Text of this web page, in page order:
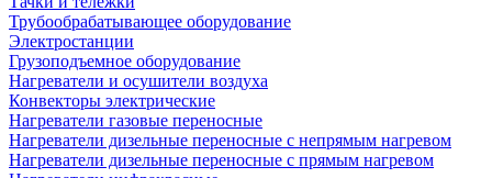
Трубообрабатывающее оборудование
Электростанции
Грузоподъемное оборудование
Нагреватели и осушители воздуха
Конвекторы электрические
Нагреватели газовые переносные
Нагреватели дизельные переносные с непрямым нагревом
Нагреватели дизельные переносные с прямым нагревом